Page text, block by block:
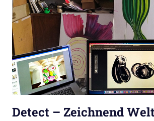
Detect – Zeichnend